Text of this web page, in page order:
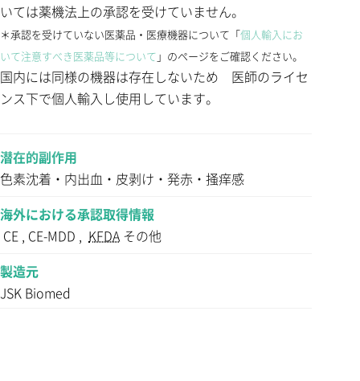
いては薬機法上の承認を受けていません。
＊承認を受けていない医薬品・医療機器について「個人輸入にお
いて注意すべき医薬品等について 」のページをご確認ください。
国内には同様の機器は存在しないため 医師のライセ
ンス下で個人輸入し使用しています。
潜在的副作用
色素沈着・内出血・皮剥け・発赤・掻痒感
海外における承認取得情報
CE , CE-MDD , KFDA その他
製造元
JSK Biomed